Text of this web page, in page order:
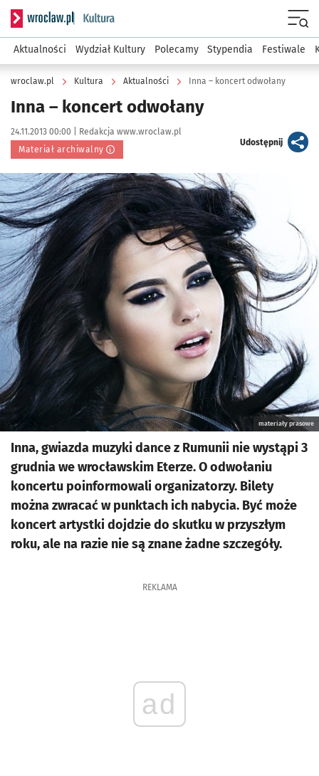
Serwis informacyjny wroclaw.pl podserwis: Kultura
Aktualności Wydział Kultury Polecamy Stypendia Festiwale
wroclaw.pl Kultura Aktualności Inna – koncert odwołany
Inna – koncert odwołany
Data publikacji:
24.11.2013 00:00 | Autor:
Redakcja www.wroclaw.pl
Materiał archiwalny
Udostępnijartykuł
Kliknij, aby powiększyć
materiały prasowe
Inna, gwiazda muzyki dance z Rumunii nie wystąpi 3
grudnia we wrocławskim Eterze. O odwołaniu
koncertu poinformowali organizatorzy. Bilety
można zwracać w punktach ich nabycia. Być może
koncert artystki dojdzie do skutku w przyszłym
roku, ale na razie nie są znane żadne szczegóły.
REKLAMA
ad